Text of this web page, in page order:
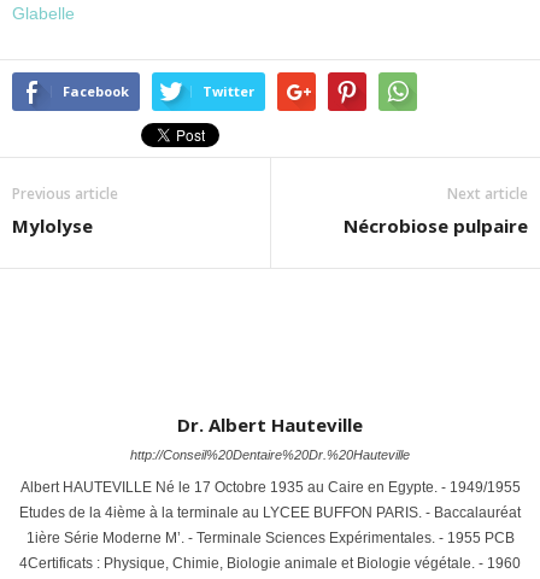
Glabelle
Facebook Twitter
Previous article
Mylolyse
Next article
Nécrobiose pulpaire
Dr. Albert Hauteville
http://Conseil%20Dentaire%20Dr.%20Hauteville
Albert HAUTEVILLE Né le 17 Octobre 1935 au Caire en Egypte. - 1949/1955
Etudes de la 4ième à la terminale au LYCEE BUFFON PARIS. - Baccalauréat
1ière Série Moderne M’. - Terminale Sciences Expérimentales. - 1955 PCB
4Certificats : Physique, Chimie, Biologie animale et Biologie végétale. - 1960